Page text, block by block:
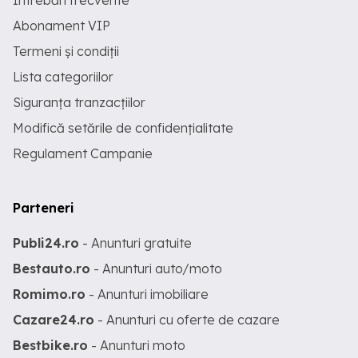
Abonament VIP
Termeni și condiții
Lista categoriilor
Siguranța tranzacțiilor
Modifică setările de confidențialitate
Regulament Campanie
Parteneri
Publi24.ro - Anunturi gratuite
Bestauto.ro - Anunturi auto/moto
Romimo.ro - Anunturi imobiliare
Cazare24.ro - Anunturi cu oferte de cazare
Bestbike.ro - Anunturi moto